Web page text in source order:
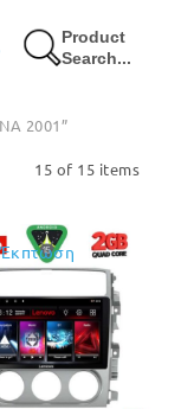
Product
Search...
2001”
15 of 15 items